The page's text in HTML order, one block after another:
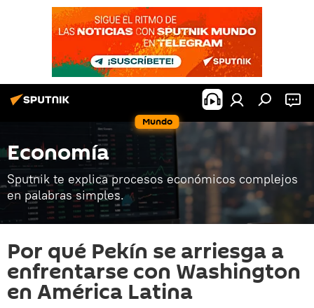
Mundo
Economía
Sputnik te explica procesos económicos complejos
en palabras simples.
Por qué Pekín se arriesga a
enfrentarse con Washington
en América Latina